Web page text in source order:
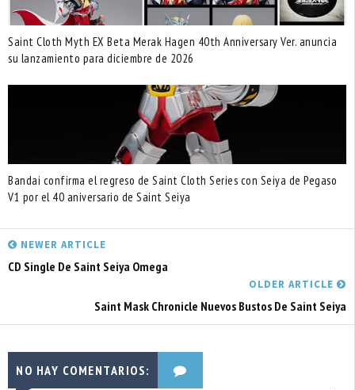
Saint Cloth Myth EX Beta Merak Hagen 40th Anniversary Ver. anuncia
su lanzamiento para diciembre de 2026
Bandai confirma el regreso de Saint Cloth Series con Seiya de Pegaso
V1 por el 40 aniversario de Saint Seiya
NEWER ARTICLE
CD Single De Saint Seiya Omega
OLDER ARTICLE
Saint Mask Chronicle Nuevos Bustos De Saint Seiya
NO HAY COMENTARIOS: